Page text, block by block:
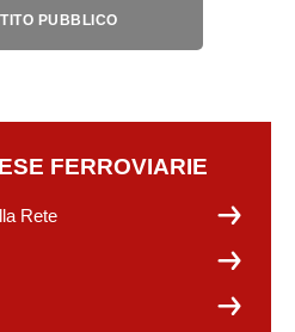
PUBBLICO
FERROVIARIE
Rete